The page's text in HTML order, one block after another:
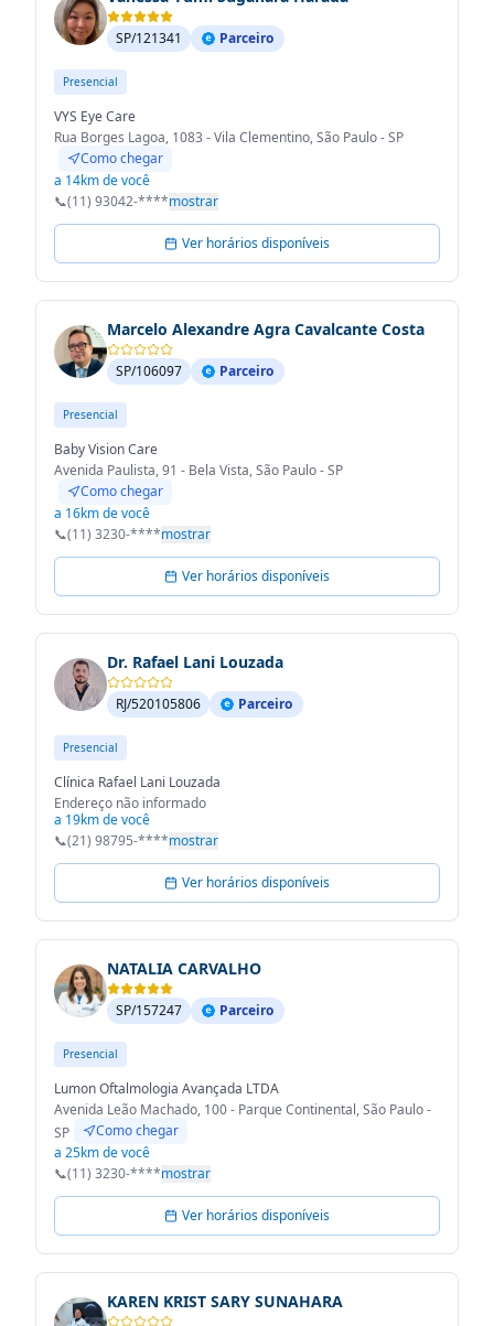
SP/121341 Parceiro
Presencial
VYS Eye Care
Rua Borges Lagoa, 1083 - Vila Clementino, São Paulo - SP
Como chegar
a 14km de você
📞(11) 93042-****mostrar
Ver horários disponíveis
Marcelo Alexandre Agra Cavalcante Costa
SP/106097 Parceiro
Presencial
Baby Vision Care
Avenida Paulista, 91 - Bela Vista, São Paulo - SP
Como chegar
a 16km de você
📞(11) 3230-****mostrar
Ver horários disponíveis
Dr. Rafael Lani Louzada
RJ/520105806 Parceiro
Presencial
Clínica Rafael Lani Louzada
Endereço não informado
a 19km de você
📞(21) 98795-****mostrar
Ver horários disponíveis
NATALIA CARVALHO
SP/157247 Parceiro
Presencial
Lumon Oftalmologia Avançada LTDA
Avenida Leão Machado, 100 - Parque Continental, São Paulo -
SP
Como chegar
a 25km de você
📞(11) 3230-****mostrar
Ver horários disponíveis
KAREN KRIST SARY SUNAHARA